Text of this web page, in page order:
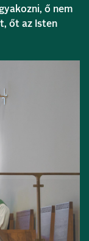
ő nem
őt az Isten